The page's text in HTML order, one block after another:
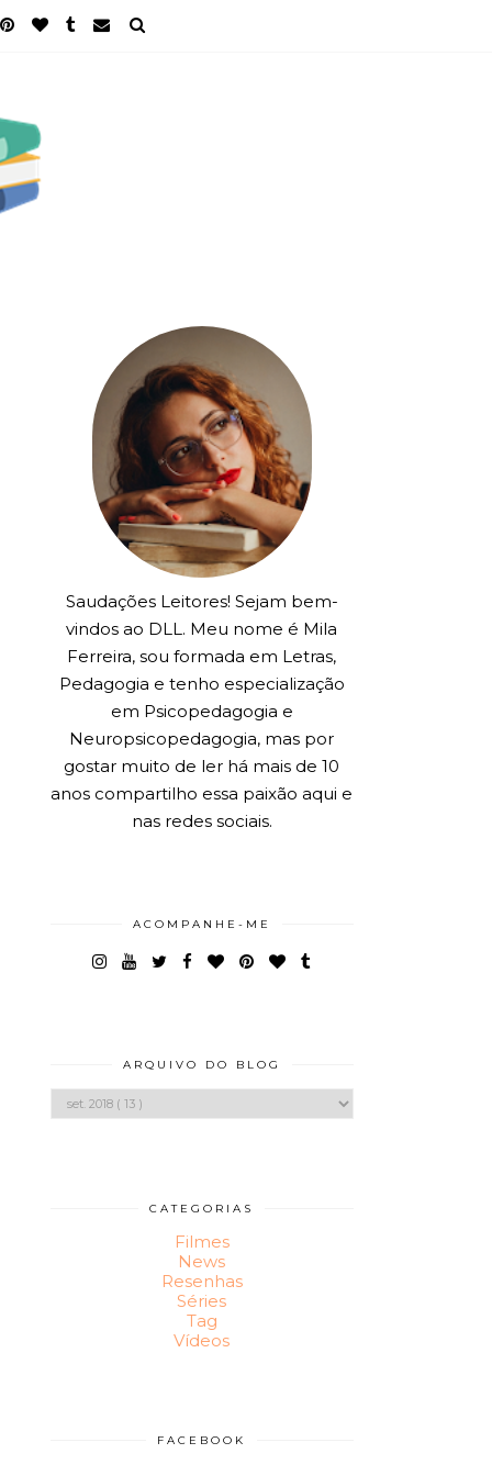
Saudações Leitores! Sejam bem-
vindos ao DLL. Meu nome é Mila
Ferreira, sou formada em Letras,
Pedagogia e tenho especialização
em Psicopedagogia e
Neuropsicopedagogia, mas por
gostar muito de ler há mais de 10
anos compartilho essa paixão aqui e
nas redes sociais.
ACOMPANHE-ME
ARQUIVO DO BLOG
CATEGORIAS
Filmes
News
Resenhas
Séries
Tag
Vídeos
FACEBOOK